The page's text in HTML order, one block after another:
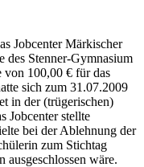
Jobcenter Märkischer
des Stenner-Gymnasium
100,00 € für das
sich zum 31.07.2009
in der (trügerischen)
Jobcenter stellte
bei der Ablehnung der
zum Stichtag
ausgeschlossen wäre.